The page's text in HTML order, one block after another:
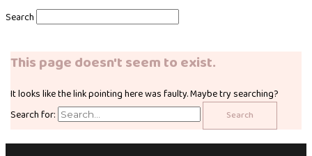
Search
This page doesn't seem to exist.
It looks like the link pointing here was faulty. Maybe try searching?
Search for: